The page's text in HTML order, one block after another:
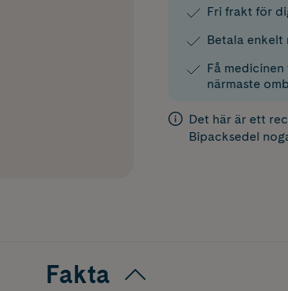
Fri frakt för
Betala enkelt
Få
närmaste
Det här är ett
Bipacksedel
Fakta